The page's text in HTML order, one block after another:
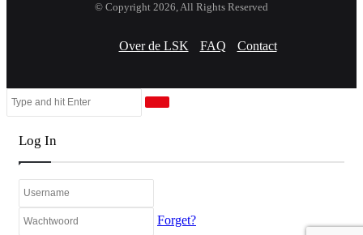
© Copyright 2026, All Rights Reserved
Over de LSK FAQ Contact
Search
Log In
Forget?